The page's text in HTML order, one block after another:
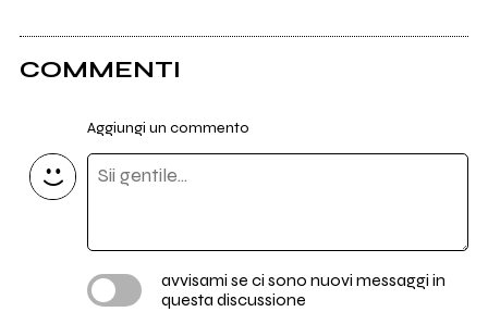
COMMENTI
Aggiungi un commento
avvisami se ci sono nuovi messaggi in
questa discussione